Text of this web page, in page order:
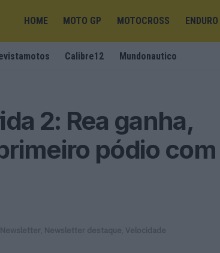
HOME MOTO GP MOTOCROSS ENDURO
Calibre12 Mundonautico
2: Rea ganha,
pódio com
Newsletter Newsletter destaque Velocidade